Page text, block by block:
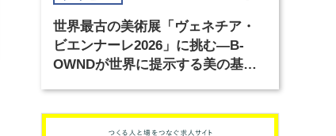
世界最古の美術展「ヴェネチア・
ビエンナーレ2026」に挑む―B-
OWNDが世界に提示する美の基準